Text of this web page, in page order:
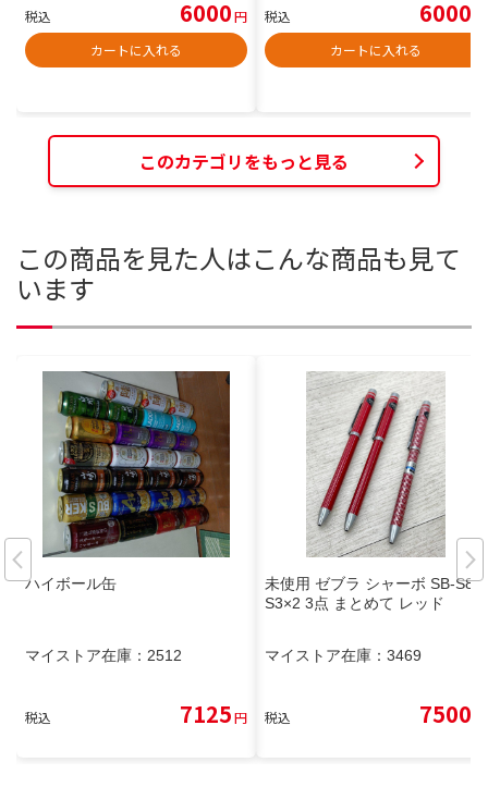
税込 6000円
カートに入れる
税込 6000
カートに入れる
このカテゴリをもっと見る
この商品を見た人はこんな商品も見て
います
ハイボール缶
マイストア在庫： 2512
税込 7125円
未使用 ゼブラ シャーボ SB-S8
S3×2 3点 まとめて レッド
マイストア在庫： 3469
税込 7500